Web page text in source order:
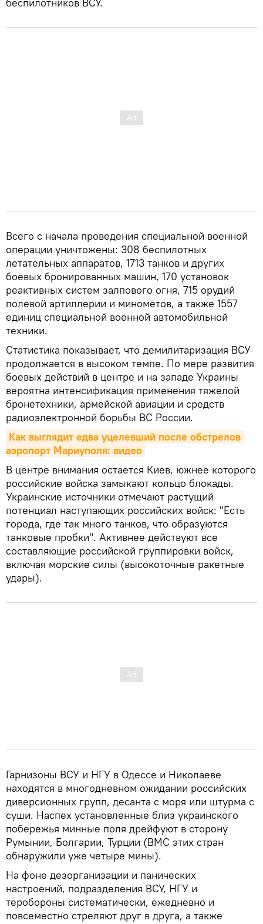
Всего с начала проведения специальной военной
операции уничтожены: 308 беспилотных
летательных аппаратов, 1713 танков и других
боевых бронированных машин, 170 установок
реактивных систем залпового огня, 715 орудий
полевой артиллерии и минометов, а также 1557
единиц специальной военной автомобильной
техники.
Статистика показывает, что демилитаризация ВСУ
продолжается в высоком темпе. По мере развития
боевых действий в центре и на западе Украины
вероятна интенсификация применения тяжелой
бронетехники, армейской авиации и средств
радиоэлектронной борьбы ВС России.
Как выглядит едва уцелевший после обстрелов
аэропорт Мариуполя: видео
В центре внимания остается Киев, южнее которого
российские войска замыкают кольцо блокады.
Украинские источники отмечают растущий
потенциал наступающих российских войск: "Есть
города, где так много танков, что образуются
танковые пробки". Активнее действуют все
составляющие российской группировки войск,
включая морские силы (высокоточные ракетные
удары).
Гарнизоны ВСУ и НГУ в Одессе и Николаеве
находятся в многодневном ожидании российских
диверсионных групп, десанта с моря или штурма с
суши. Наспех установленные близ украинского
побережья минные поля дрейфуют в сторону
Румынии, Болгарии, Турции (ВМС этих стран
обнаружили уже четыре мины).
На фоне дезорганизации и панических
настроений, подразделения ВСУ, НГУ и
теробороны систематически, ежедневно и
повсеместно стреляют друг в друга, а также